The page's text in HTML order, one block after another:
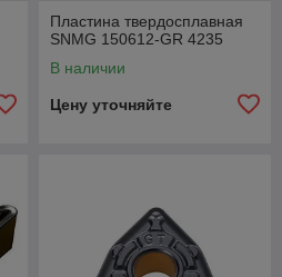
Пластина твердосплавная
SNMG 150612-GR 4235
В наличии
Цену уточняйте